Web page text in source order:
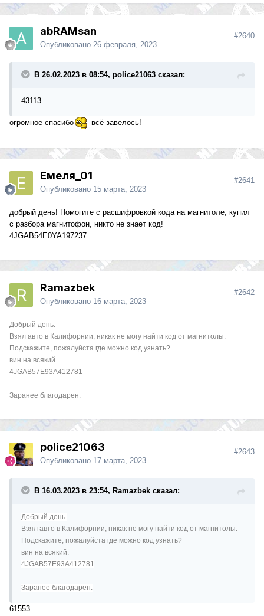
abRAMsan
Опубликовано 26 февраля, 2023
#2640
В 26.02.2023 в 08:54, police21063 сказал:
43113
огромное спасибо всё завелось!
Емеля_01
Опубликовано 15 марта, 2023
#2641
добрый день! Помогите с расшифровкой кода на магнитоле, купил
с разбора магнитофон, никто не знает код!
4JGAB54E0YA197237
Ramazbek
Опубликовано 16 марта, 2023
#2642
Добрый день.
Взял авто в Калифорнии, никак не могу найти код от магнитолы.
Подскажите, пожалуйста где можно код узнать?
вин на всякий.
4JGAB57E93A412781
Заранее благодарен.
police21063
Опубликовано 17 марта, 2023
#2643
В 16.03.2023 в 23:54, Ramazbek сказал:
Добрый день.
Взял авто в Калифорнии, никак не могу найти код от магнитолы.
Подскажите, пожалуйста где можно код узнать?
вин на всякий.
4JGAB57E93A412781
Заранее благодарен.
61553